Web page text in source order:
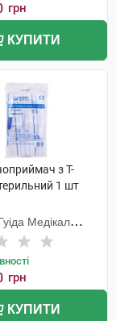
грн
КУПИТИ
з Т-
1 шт
Медікал
Ко.
грн
КУПИТИ